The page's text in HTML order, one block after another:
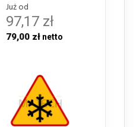
Już od
97,17 zł
79,00 zł